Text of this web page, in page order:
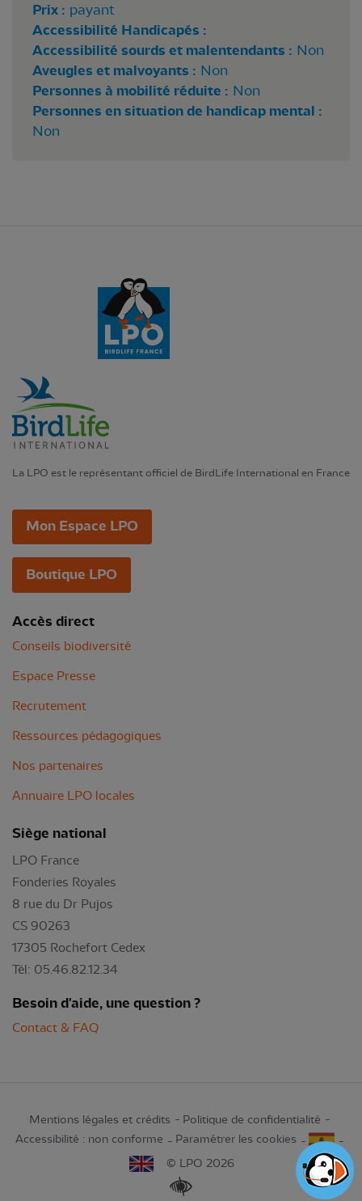
Prix : payant
Accessibilité Handicapés :
Accessibilité sourds et malentendants : Non
Aveugles et malvoyants : Non
Personnes à mobilité réduite : Non
Personnes en situation de handicap mental :
Non
La LPO est le représentant officiel de BirdLife International en France
Mon Espace LPO
Boutique LPO
Accès direct
Conseils biodiversité
Espace Presse
Recrutement
Ressources pédagogiques
Nos partenaires
Annuaire LPO locales
Siège national
LPO France
Fonderies Royales
8 rue du Dr Pujos
CS 90263
17305 Rochefort Cedex
Tél: 05.46.82.12.34
Besoin d'aide, une question ?
Contact & FAQ
Mentions légales et crédits
Politique de confidentialité
Accessibilité : non conforme
Paramétrer les cookies
© LPO 2026
Renforcer les contrastes